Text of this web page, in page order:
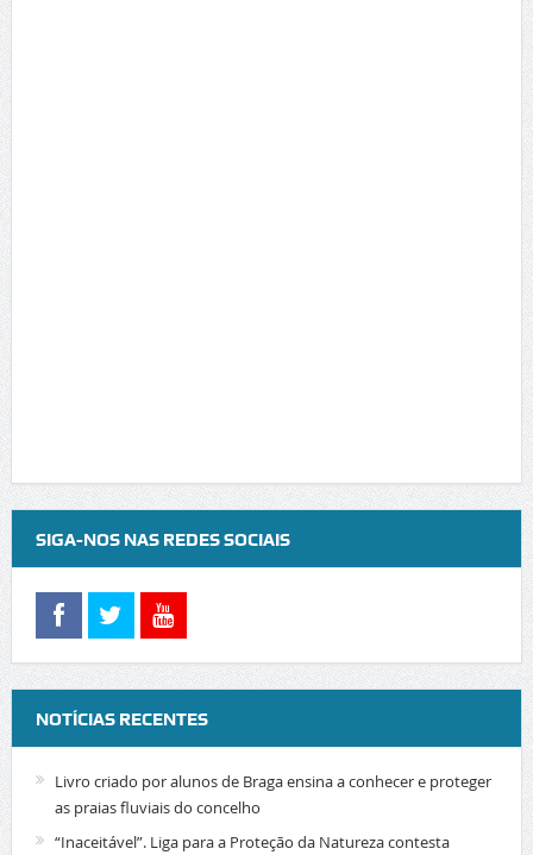
SIGA-NOS NAS REDES SOCIAIS
NOTÍCIAS RECENTES
Livro criado por alunos de Braga ensina a conhecer e proteger
as praias fluviais do concelho
“Inaceitável”. Liga para a Proteção da Natureza contesta